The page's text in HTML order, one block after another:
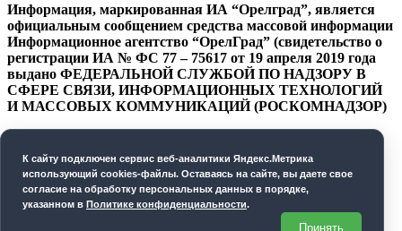
Информация, маркированная ИА “Орелград”, является
официальным сообщением средства массовой информации
Информационное агентство “ОрелГрад” (свидетельство о
регистрации ИА № ФС 77 – 75617 от 19 апреля 2019 года
выдано ФЕДЕРАЛЬНОЙ СЛУЖБОЙ ПО НАДЗОРУ В
СФЕРЕ СВЯЗИ, ИНФОРМАЦИОННЫХ ТЕХНОЛОГИЙ
И МАССОВЫХ КОММУНИКАЦИЙ (РОСКОМНАДЗОР)
СОГЛАСИЕ НА ОБРАБОТКУ ПЕРСОНАЛЬНЫХ
ДАННЫХ
К cайту подключен сервис веб-аналитики Яндекс.Метрика
использующий cookies-файлы. Оставаясь на сайте, вы даете свое
согласие на обработку персональных данных в порядке,
указанном в Политике конфиденциальности.
Принять